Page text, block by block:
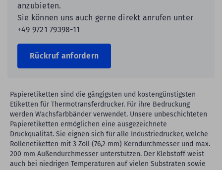
anzubieten.
Sie können uns auch gerne direkt anrufen unter
+49 9721 79398-11
Rückruf anfordern
Papieretiketten sind die gängigsten und kostengünstigsten
Etiketten für Thermotransferdrucker. Für ihre Bedruckung
werden Wachsfarbbänder verwendet. Unsere unbeschichteten
Papieretiketten ermöglichen eine ausgezeichnete
Druckqualität. Sie eignen sich für alle Industriedrucker, welche
Rollenetiketten mit 3 Zoll (76,2 mm) Kerndurchmesser und max.
200 mm Außendurchmesser unterstützen. Der Klebstoff weist
auch bei niedrigen Temperaturen auf vielen Substraten sowie